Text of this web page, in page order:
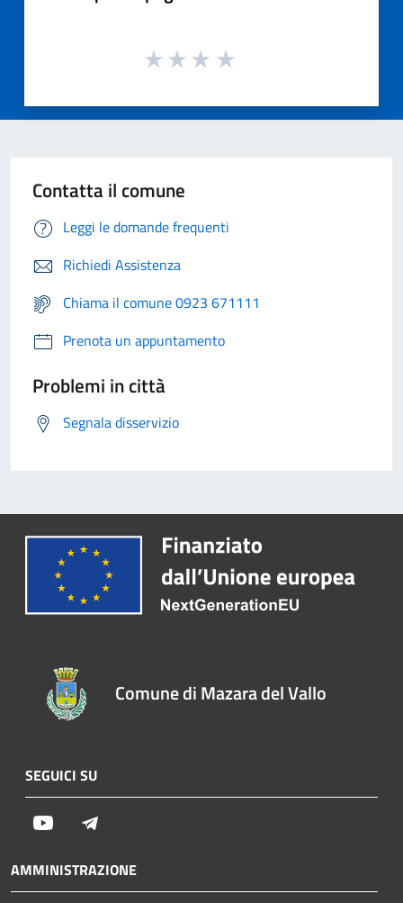
Contatta il comune
Leggi le domande frequenti
Richiedi Assistenza
Chiama il comune 0923 671111
Prenota un appuntamento
Problemi in città
Segnala disservizio
Comune di Mazara del Vallo
SEGUICI SU
Youtube
AMMINISTRAZIONE